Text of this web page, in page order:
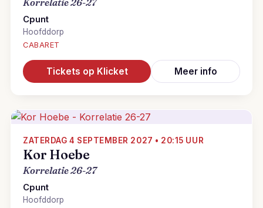
Korrelatie 26-27
Cpunt
Hoofddorp
CABARET
Tickets op Klicket Meer info
ZATERDAG 4 SEPTEMBER 2027 • 20:15 UUR
Kor Hoebe
Korrelatie 26-27
Cpunt
Hoofddorp